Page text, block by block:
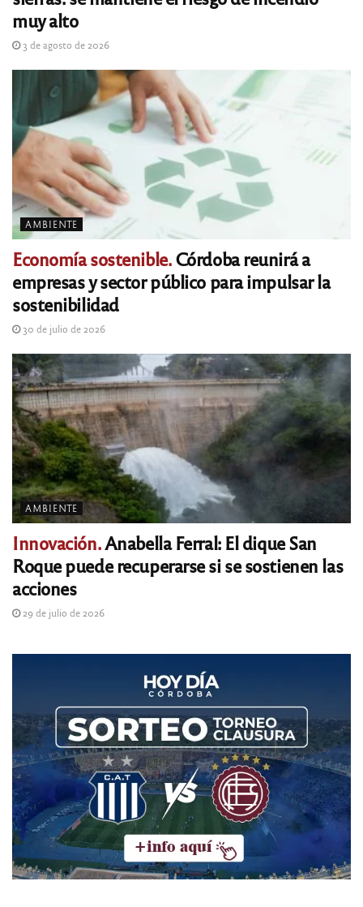
muy alto
3 de agosto de 2026
AMBIENTE
Economía sostenible.Córdoba reunirá a
empresas y sector público para impulsar la
sostenibilidad
30 de julio de 2026
AMBIENTE
Innovación.Anabella Ferral: El dique San
Roque puede recuperarse si se sostienen las
acciones
29 de julio de 2026